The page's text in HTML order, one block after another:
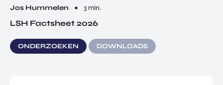
Jos Hummelen 3 min.
LSH Factsheet 2026
ONDERZOEKEN DOWNLOADS